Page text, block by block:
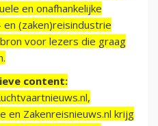
en onafhankelijke
(zaken)reisindustrie
voor lezers die graag
content:
en Zakenreisnieuws.nl krijg